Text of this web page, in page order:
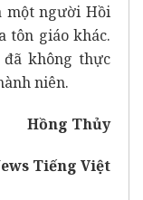
một người Hồi
tôn giáo khác.
không thực
niên.
Hồng Thủy
Tiếng Việt